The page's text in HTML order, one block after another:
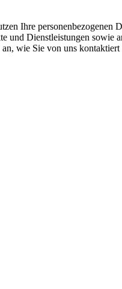
Ihre
Dienstleistungen sowie
wie Sie von uns